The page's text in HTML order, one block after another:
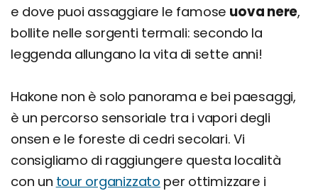
e dove puoi assaggiare le famose uova nere,
bollite nelle sorgenti termali: secondo la
leggenda allungano la vita di sette anni!
Hakone non è solo panorama e bei paesaggi,
è un percorso sensoriale tra i vapori degli
onsen e le foreste di cedri secolari. Vi
consigliamo di raggiungere questa località
con un tour organizzato per ottimizzare i